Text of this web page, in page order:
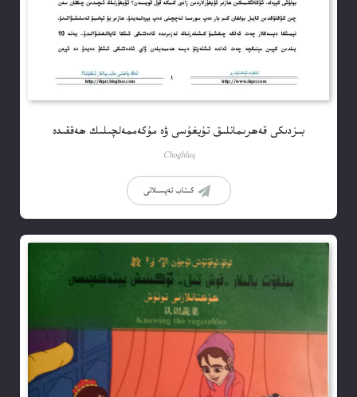
بىزدىكى قەھرىمانلىق تۇيغۇسى ۋە مۇكەممەلچىلىك ھەققىدە
Choghluq
كىتاب تەپسىلاتى